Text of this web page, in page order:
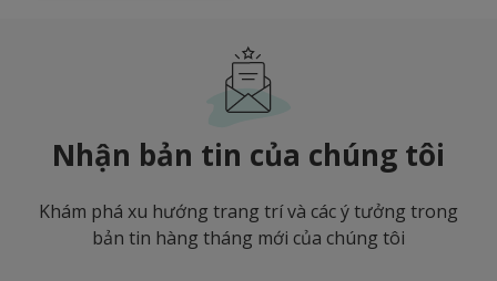
Nhận bản tin của chúng tôi
Khám phá xu hướng trang trí và các ý tưởng trong
bản tin hàng tháng mới của chúng tôi